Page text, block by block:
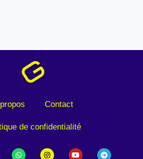
Contact
de confidentialité